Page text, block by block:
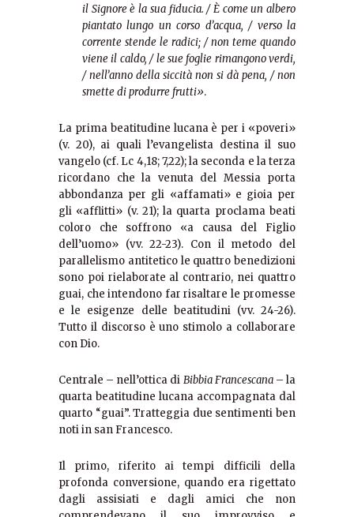
il Signore è la sua fiducia. / È come un albero
piantato lungo un corso d’acqua, / verso la
corrente stende le radici; / non teme quando
viene il caldo, / le sue foglie rimangono verdi,
/ nell’anno della siccità non si dà pena, / non
smette di produrre frutti».
La prima beatitudine lucana è per i «poveri»
(v. 20), ai quali l’evangelista destina il suo
vangelo (cf. Lc 4,18; 7,22); la seconda e la terza
ricordano che la venuta del Messia porta
abbondanza per gli «affamati» e gioia per
gli «afflitti» (v. 21); la quarta proclama beati
coloro che soffrono «a causa del Figlio
dell’uomo» (vv. 22-23). Con il metodo del
parallelismo antitetico le quattro benedizioni
sono poi rielaborate al contrario, nei quattro
guai, che intendono far risaltare le promesse
e le esigenze delle beatitudini (vv. 24-26).
Tutto il discorso è uno stimolo a collaborare
con Dio.
Centrale – nell’ottica di Bibbia Francescana– la
quarta beatitudine lucana accompagnata dal
quarto “guai”. Tratteggia due sentimenti ben
noti in san Francesco.
Il primo, riferito ai tempi difficili della
profonda conversione, quando era rigettato
dagli assisiati e dagli amici che non